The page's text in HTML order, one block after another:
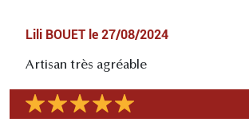
Lili BOUET le 27/08/2024
Artisan très agréable